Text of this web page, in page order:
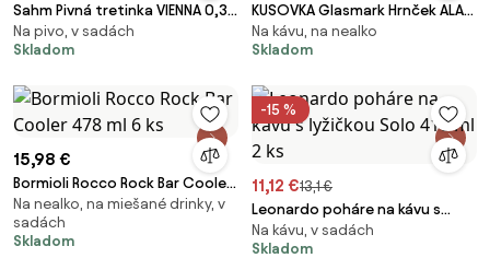
Sahm Pivná tretinka VIENNA 0,3 l
2 ks
Na pivo, v sadách
Skladom
KUSOVKA Glasmark Hrnček ALA
300 ml
Na kávu, na nealko
Skladom
15,98 €
Bormioli Rocco Rock Bar Cooler
478 ml 6 ks
Na nealko, na miešané drinky, v
sadách
Skladom
-15 %
11,12 €13,1 €
Leonardo poháre na kávu s
lyžičkou Solo 410 ml 2 ks
Na kávu, v sadách
Skladom